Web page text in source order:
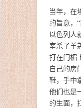
当年，在
的旨意，
以色列人
宰杀了羊
打在门楣
自己的房
鞋，手中
他们也是
的生面，